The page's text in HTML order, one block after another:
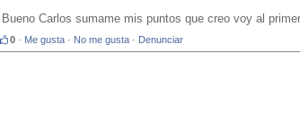
Bueno Carlos sumame mis puntos que creo voy al
0 · Me gusta · No me gusta · Denunciar